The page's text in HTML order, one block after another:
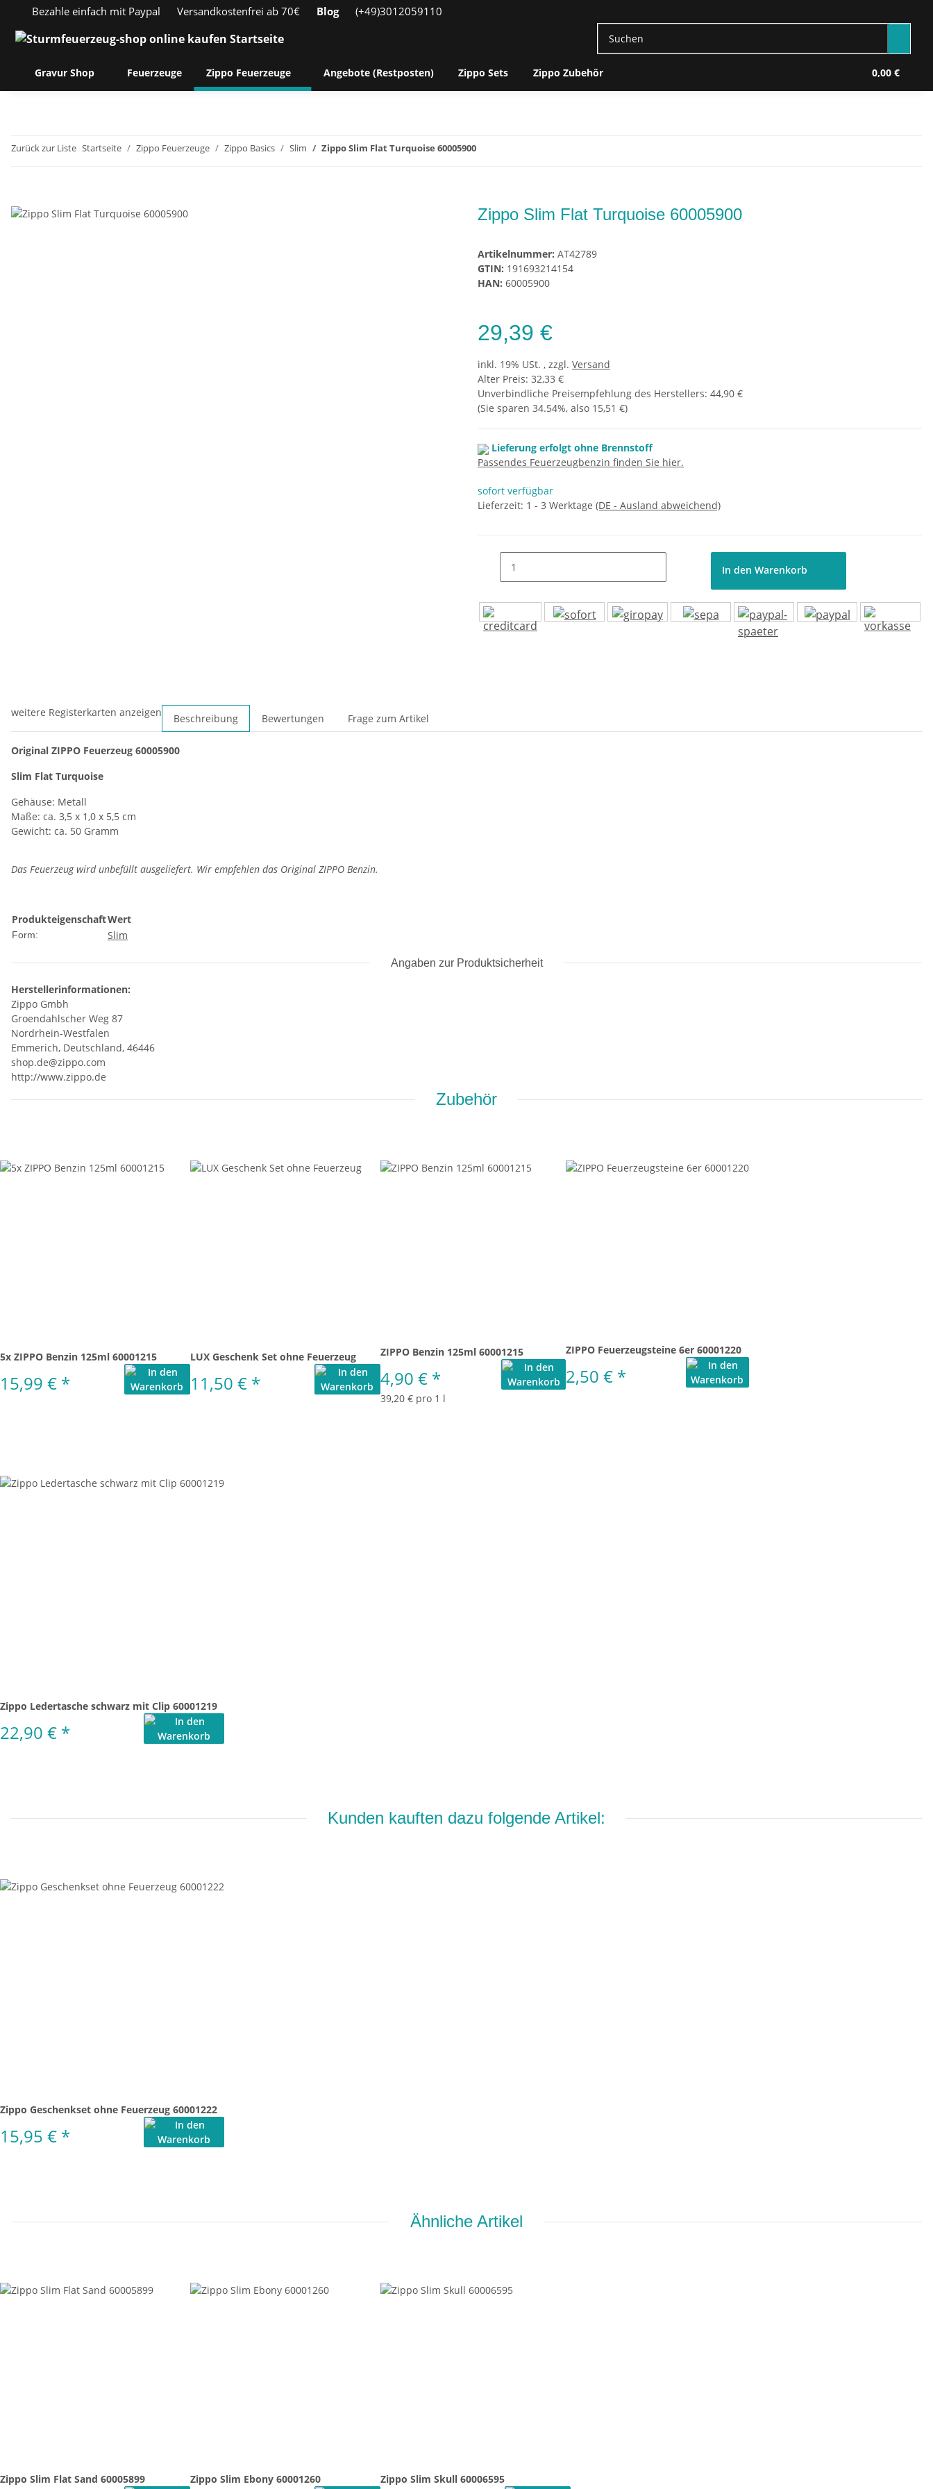
Bezahle einfach mit Paypal Versandkostenfrei ab 70€ Blog (+49)3012059110
Gravur Shop Feuerzeuge Zippo Feuerzeuge Angebote (Restposten) Zippo Sets Zippo Zubehör 0,00 €
Zurück zur Liste Startseite Zippo Feuerzeuge Zippo Basics Slim Zippo Slim Flat Turquoise 60005900
Zippo Slim Flat Turquoise 60005900
Artikelnummer: AT42789
GTIN: 191693214154
HAN: 60005900
29,39 €
inkl. 19% USt. , zzgl. Versand
Alter Preis: 32,33 €
Unverbindliche Preisempfehlung des Herstellers: 44,90 €
(Sie sparen 34.54%, also 15,51 €)
Lieferung erfolgt ohne Brennstoff
Passendes Feuerzeugbenzin finden Sie hier.
sofort verfügbar
Lieferzeit: 1 - 3 Werktage (DE - Ausland abweichend)
In den Warenkorb
weitere Registerkarten anzeigen Beschreibung Bewertungen Frage zum Artikel
Original ZIPPO Feuerzeug 60005900
Slim Flat Turquoise
Gehäuse: Metall
Maße: ca. 3,5 x 1,0 x 5,5 cm
Gewicht: ca. 50 Gramm
Das Feuerzeug wird unbefüllt ausgeliefert. Wir empfehlen das Original ZIPPO Benzin.
ProdukteigenschaftWert
Form: Slim
Angaben zur Produktsicherheit
Herstellerinformationen:
Zippo Gmbh
Groendahlscher Weg 87
Nordrhein-Westfalen
Emmerich, Deutschland, 46446
shop.de@zippo.com
http://www.zippo.de
Zubehör
5x ZIPPO Benzin 125ml 60001215
15,99 € *
LUX Geschenk Set ohne Feuerzeug
11,50 € *
ZIPPO Benzin 125ml 60001215
4,90 € *
39,20 € pro 1 l
ZIPPO Feuerzeugsteine 6er 60001220
2,50 € *
Zippo Ledertasche schwarz mit Clip 60001219
22,90 € *
Kunden kauften dazu folgende Artikel:
Zippo Geschenkset ohne Feuerzeug 60001222
15,95 € *
Ähnliche Artikel
Zippo Slim Flat Sand 60005899 Zippo Slim Ebony 60001260 Zippo Slim Skull 60006595